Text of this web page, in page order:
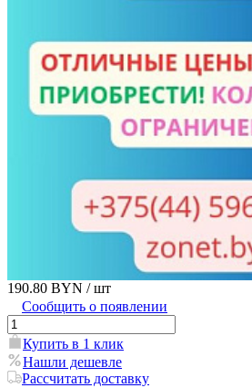
190.80 BYN / шт
Сообщить о появлении
Купить в 1 клик
Нашли дешевле
Рассчитать доставку